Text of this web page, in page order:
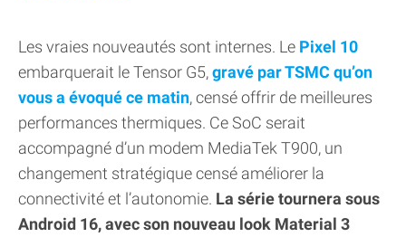
Les vraies nouveautés sont internes. Le Pixel 10
embarquerait le Tensor G5,gravé par TSMC qu’on
vous a évoqué ce matin, censé offrir de meilleures
performances thermiques. Ce SoC serait
accompagné d’un modem MediaTek T900, un
changement stratégique censé améliorer la
connectivité et l’autonomie. La série tournera sous
Android 16, avec son nouveau look Material 3